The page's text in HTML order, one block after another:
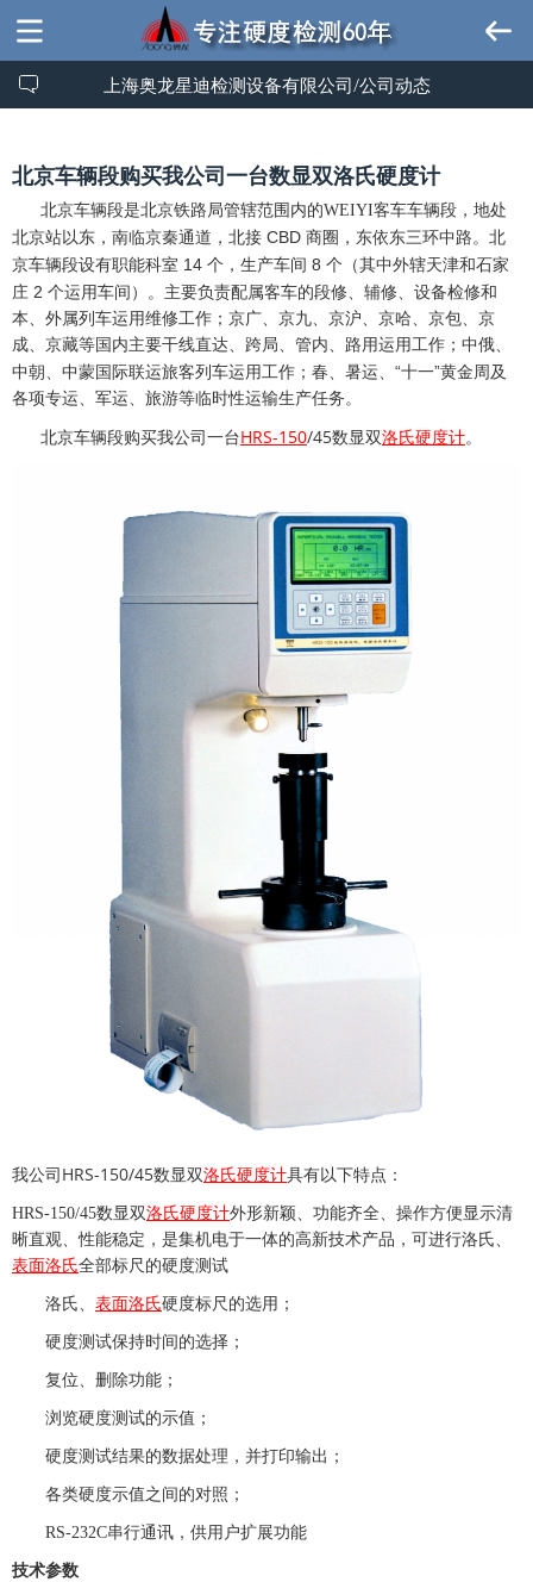
上海奥龙星迪检测设备有限公司/公司动态
北京车辆段购买我公司一台数显双洛氏硬度计
北京车辆段是北京铁路局管辖范围内的WEIYI客车车辆段，地处
北京站以东，南临京秦通道，北接 CBD 商圈，东依东三环中路。北
京车辆段设有职能科室 14 个，生产车间 8 个（其中外辖天津和石家
庄 2 个运用车间）。主要负责配属客车的段修、辅修、设备检修和
本、外属列车运用维修工作；京广、京九、京沪、京哈、京包、京
成、京藏等国内主要干线直达、跨局、管内、路用运用工作；中俄、
中朝、中蒙国际联运旅客列车运用工作；春、暑运、 “十一”黄金周及
各项专运、军运、旅游等临时性运输生产任务。
北京车辆段购买我公司一台HRS-150/45数显双洛氏硬度计。
我公司 HRS-150/45数显双洛氏硬度计具有以下特点：
HRS-150/45数显双洛氏硬度计外形新颖、功能齐全、操作方便显示清
晰直观、性能稳定，是集机电于一体的高新技术产品，可进行洛氏、
表面洛氏全部标尺的硬度测试
洛氏、 表面洛氏硬度标尺的选用；
硬度测试保持时间的选择；
复位、删除功能；
浏览硬度测试的示值；
硬度测试结果的数据处理，并打印输出；
各类硬度示值之间的对照；
RS-232C串行通讯，供用户扩展功能
技术参数